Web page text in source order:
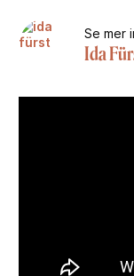
Se mer
Ida